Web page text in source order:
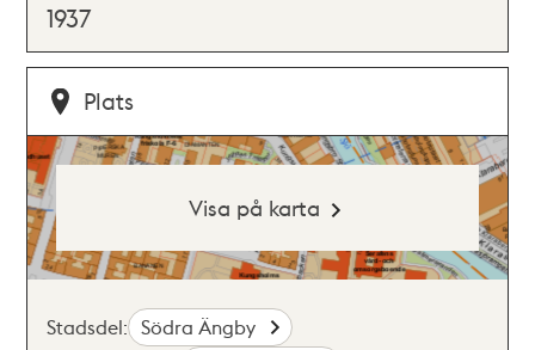
1937
Plats
Visa på karta
Stadsdel: Södra Ängby